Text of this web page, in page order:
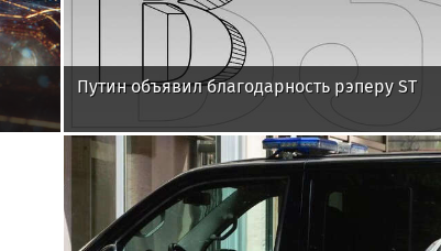
Путин объявил благодарность рэперу ST